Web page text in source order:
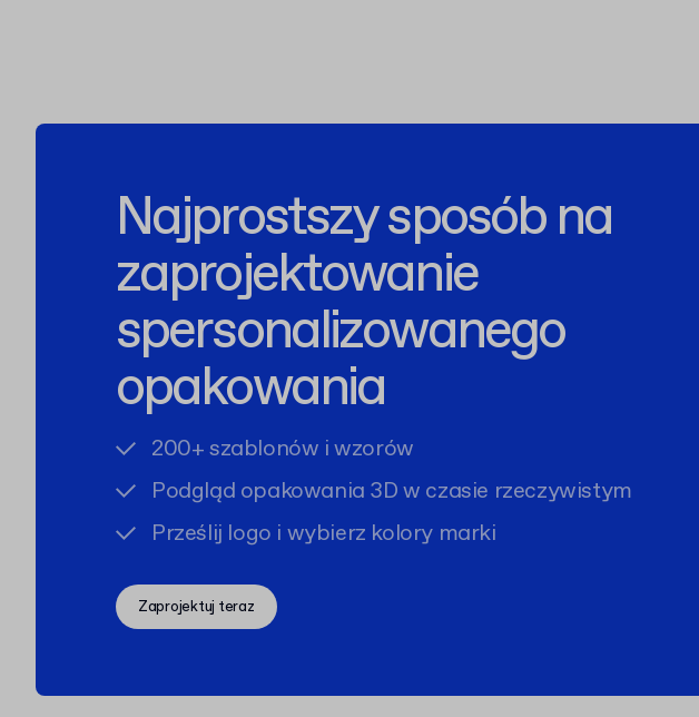
Najprostszy sposób na
zaprojektowanie
spersonalizowanego
opakowania
200+ szablonów i wzorów
Podgląd opakowania 3D w czasie rzeczywistym
Prześlij logo i wybierz kolory marki
Zaprojektuj teraz